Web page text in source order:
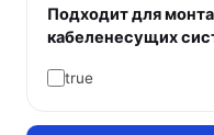
Подходит для
кабеленесущих
true